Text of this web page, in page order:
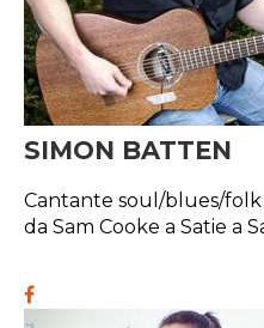
SIMON BATTEN
Cantante soul/blues/
da Sam Cooke a Satie a